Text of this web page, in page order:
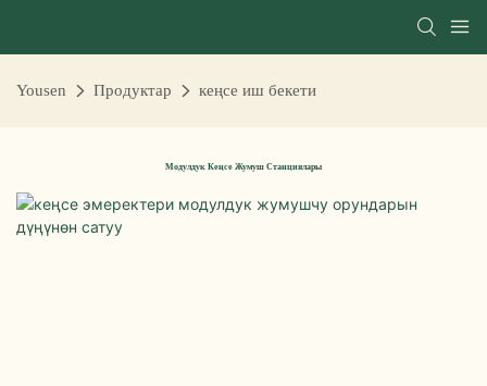
Yousen Продуктар кеңсе иш бекети
Модулдук Кеңсе Жумуш Станциялары